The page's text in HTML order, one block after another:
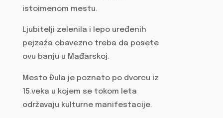
istoimenom mestu.
Ljubitelji zelenila i lepo uređenih
pejzaža obavezno treba da posete
ovu banju u Mađarskoj.
Mesto Đula je poznato po dvorcu iz
15.veka u kojem se tokom leta
održavaju kulturne manifestacije.